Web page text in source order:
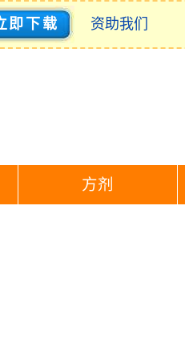
即下载 资助我们
方剂